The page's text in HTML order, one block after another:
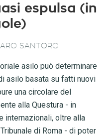
espulsa (in
SANTORO
asilo può determinare
asilo basata su fatti nuovi
una circolare del
alla Questura - in
internazionali, oltre alla
di Roma - di poter